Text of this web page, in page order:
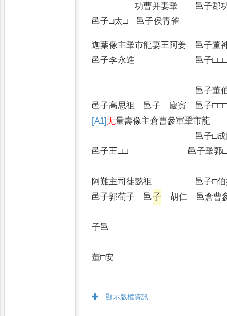
功曹并妻鞏 邑子郡
邑子□太□ 邑子侯青雀
迦葉像主鞏市龍妻王阿
邑子李永進 邑子□□□
邑子董
邑子高思祖 邑子 慶賓 邑子
[A1]无量壽像主倉曹參軍鞏市龍
邑子□
邑子王□□ 邑子鞏郭
阿難主司徒懿祖
邑子郭荀子 邑子 胡仁 邑倉曹
子邑
董□安
顯示版權資訊